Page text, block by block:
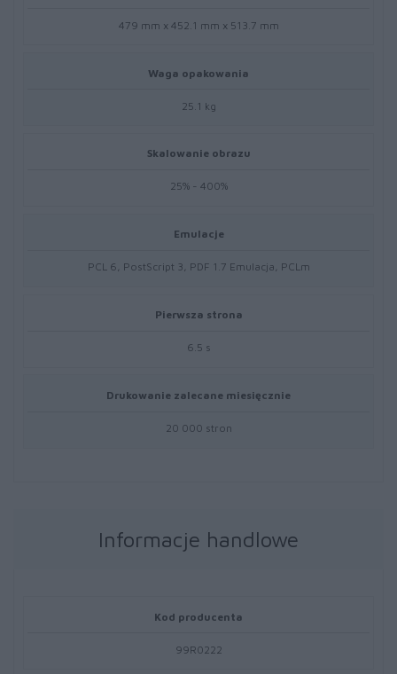
479 mm x 452.1 mm x 513.7 mm
Waga opakowania
25.1 kg
Skalowanie obrazu
25% - 400%
Emulacje
PCL 6, PostScript 3, PDF 1.7 Emulacja, PCLm
Pierwsza strona
6.5 s
Drukowanie zalecane miesięcznie
20 000 stron
Informacje handlowe
Kod producenta
99R0222